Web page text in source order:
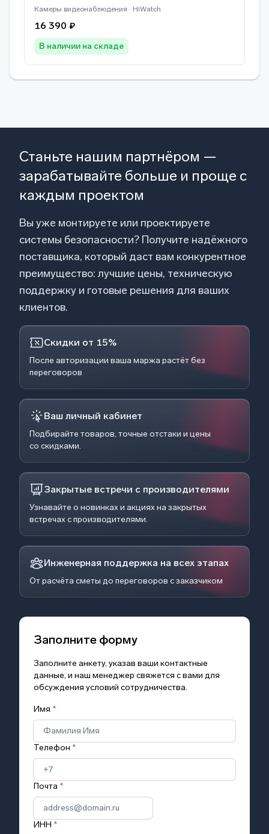
Камеры видеонаблюдения · HiWatch
16 390 ₽
В наличии на складе
Станьте нашим партнёром —
зарабатывайте больше и проще с
каждым проектом
Вы уже монтируете или проектируете
системы безопасности? Получите надёжного
поставщика, который даст вам конкурентное
преимущество: лучшие цены, техническую
поддержку и готовые решения для ваших
клиентов.
Скидки от 15%
После авторизации ваша маржа растёт без
переговоров
Ваш личный кабинет
Подбирайте товаров, точные отстаки и цены
со скидками.
Закрытые встречи с производителями
Узнавайте о новинках и акциях на закрытых
встречах с производителями.
Инженерная поддержка на всех этапах
От расчёта сметы до переговоров с заказчиком
Заполните форму
Заполните анкету, указав ваши контактные
данные, и наш менеджер свяжется с вами для
обсуждения условий сотрудничества.
Имя *
Телефон *
Почта *
ИНН *